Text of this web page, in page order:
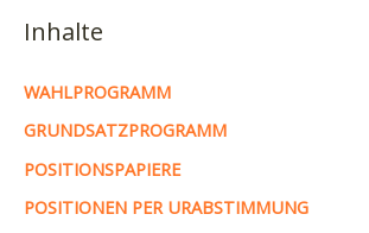
Inhalte
WAHLPROGRAMM
GRUNDSATZPROGRAMM
POSITIONSPAPIERE
POSITIONEN PER URABSTIMMUNG